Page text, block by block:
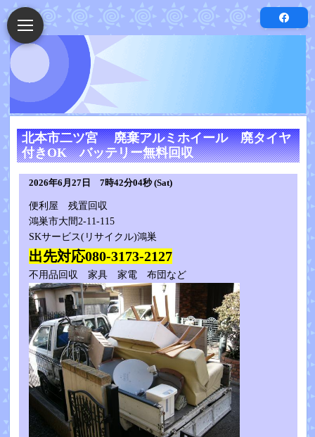
北本市二ツ宮 廃棄アルミホイール 廃タイヤ
付きOK バッテリー無料回収
2026年6月27日 7時42分04秒 (Sat)
便利屋 残置回収
鴻巣市大間2-11-115
SKサービス(リサイクル)鴻巣
出先対応080-3173-2127
不用品回収 家具 家電 布団など